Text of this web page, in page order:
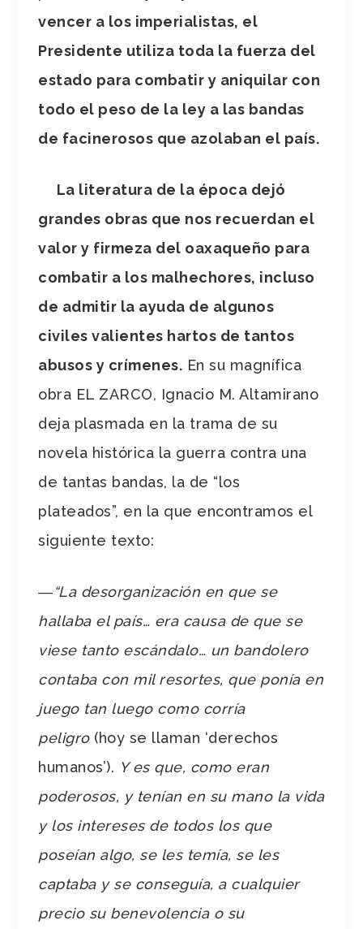
vencer a los imperialistas, el
Presidente utiliza toda la fuerza del
estado para combatir y aniquilar con
todo el peso de la ley a las bandas
de facinerosos que azolaban el país.
La literatura de la época dejó
grandes obras que nos recuerdan el
valor y firmeza del oaxaqueño para
combatir a los malhechores, incluso
de admitir la ayuda de algunos
civiles valientes hartos de tantos
abusos y crímenes. En su magnífica
obra EL ZARCO, Ignacio M. Altamirano
deja plasmada en la trama de su
novela histórica la guerra contra una
de tantas bandas, la de “los
plateados”, en la que encontramos el
siguiente texto:
―“La desorganización en que se
hallaba el país… era causa de que se
viese tanto escándalo… un bandolero
contaba con mil resortes, que ponía en
juego tan luego como corría
peligro(hoy se llaman ‘derechos
humanos’). Y es que, como eran
poderosos, y tenían en su mano la vida
y los intereses de todos los que
poseían algo, se les temía, se les
captaba y se conseguía, a cualquier
precio su benevolencia o su